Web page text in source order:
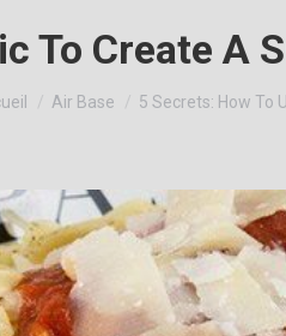
To Create
êtes ici :Air Base 5 Secrets: How To